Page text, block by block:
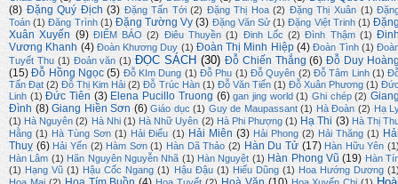
(8) Đặng Quý Địch (3) Đặng Tấn Tới (2) Đặng Thị Hoa (2) Đặng Thị Xuân (1)
Toán (1) Đăng Trình (1) Đặng Tường Vy (3) Đặng Văn Sử (1) Đặng Việt Trinh (1)
Xuân Xuyến (9) ĐIỂM BÁO (2) Điêu Thuyền (1) Đinh Lốc (2) Đình Thậm (1)
Vương Khanh (4) Đoàn Khương Duy (1) Đoàn Thị Minh Hiệp (4) Đoàn Tình (1)
Tuyết Thu (1) Đoản văn (1) ĐỌC SÁCH (30) Đỗ Chiến Thắng (6) Đỗ Duy
(15) Đỗ Hồng Ngọc (5) Đỗ KIm Dung (1) Đỗ Phu (1) Đỗ Quyên (2) Đỗ Tâm Linh (1)
Tấn Đạt (2) Đỗ Thị Kim Hải (2) Đỗ Trúc Hàn (1) Đỗ Văn Tiến (1) Đỗ Xuân Phương (1)
Linh (1) Đức Tiên (3) Elena Pucillo Truong (6) gan jing world (1) Ghi chép (2)
Đình (8) Giang Hiền Sơn (6) Giáo dục (1) Guy de Maupassant (1) Hà Đoàn (2) Hạ
(1) Hà Nguyên (2) Hà Nhi (1) Hà Nhữ Uyên (2) Hà Phi Phượng (1) Hạ Thi (3) Hà Thị
Hằng (1) Hà Tùng Sơn (1) Hải Điểu (1) Hải Miên (3) Hải Phong (2) Hải Thăng (1)
Thuỵ (6) Hải Yến (2) Hàm Sơn (1) Hàn Dã Thảo (2) Hàn Du Tử (17) Hàn Hữu Yên
Hàn Lâm (1) Hãn Nguyên Nguyễn Nhã (1) Hàn Nguyệt (1) Hàn Phong Vũ (19) Hàn
(1) Hạng Vũ (1) Hậu Cốc Ngang (1) Hậu Đậu (1) Hiếu Dũng (1) Hoa Hướng Dương